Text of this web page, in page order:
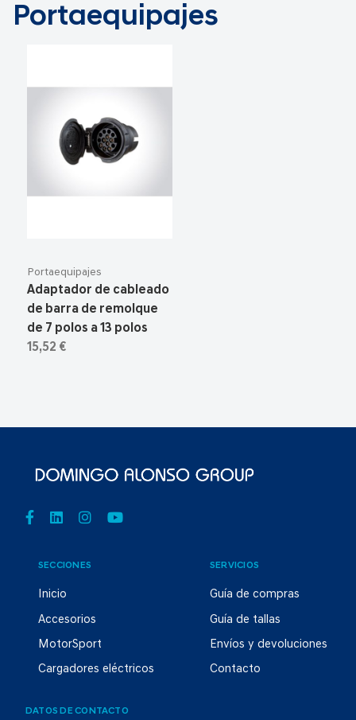
Portaequipajes
Portaequipajes
Adaptador de cableado
de barra de remolque
de 7 polos a 13 polos
15,52 €
SECCIONES
Inicio
Accesorios
MotorSport
Cargadores eléctricos
SERVICIOS
Guía de compras
Guía de tallas
Envíos y devoluciones
Contacto
DATOS DE CONTACTO